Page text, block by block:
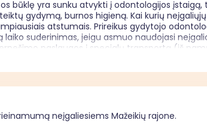
būklę yra sunku atvykti į odontologijos įstaigą,
gydymą, burnos higieną. Kai kurių
atstumais. Prireikus gydytojo
suderinimas, jeigu asmuo naudojasi
paslaugos į specialų transportą (iš
Taigi, jeigu asmuo nebegali savarankiškai
jaučiasi saugiausiai ir ramiausiai, nes
pacientams su negalia, daliai pacientų
su prasta higiena, nes neturi galimybės
į kraują ir padidinti širdies ligų, insulto ar
neįgaliesiems Mažeikių rajone.